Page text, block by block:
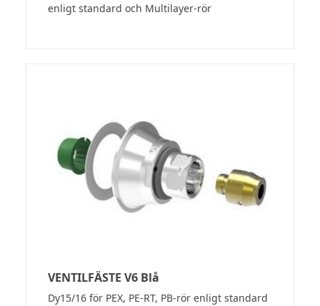
enligt standard och Multilayer-rör
VENTILFÄSTE V6 Blå
Dy15/16 för PEX, PE-RT, PB-rör enligt standard